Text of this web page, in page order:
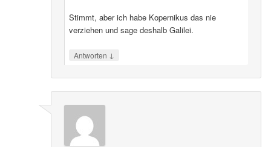
Stimmt, aber ich habe Kopernikus das nie
verziehen und sage deshalb Galilei.
Antworten ↓